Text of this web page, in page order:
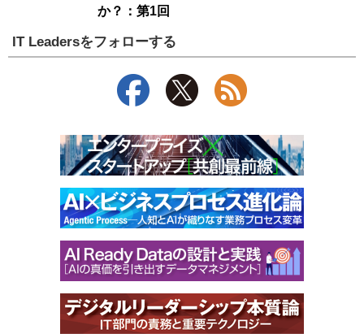
か？：第1回
IT Leadersをフォローする